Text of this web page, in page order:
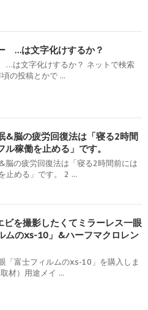
…は文字化けするか？
は文字化けするか？ ネットで検索
の投稿とかで ...
&脳の疲労回復法は「寝る2時間
ル稼働を止める」です。
脳の疲労回復法は「寝る2時間前には
止める」です。 2 ...
ビを撮影したくてミラーレス一眼
ムのxs-10」&ハーフマクロレン
「富士フィルムのxs-10」を購入しま
材）用途メイ ...